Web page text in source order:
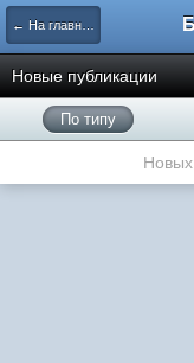
← На главную
Новые публикации
По типу
Новых